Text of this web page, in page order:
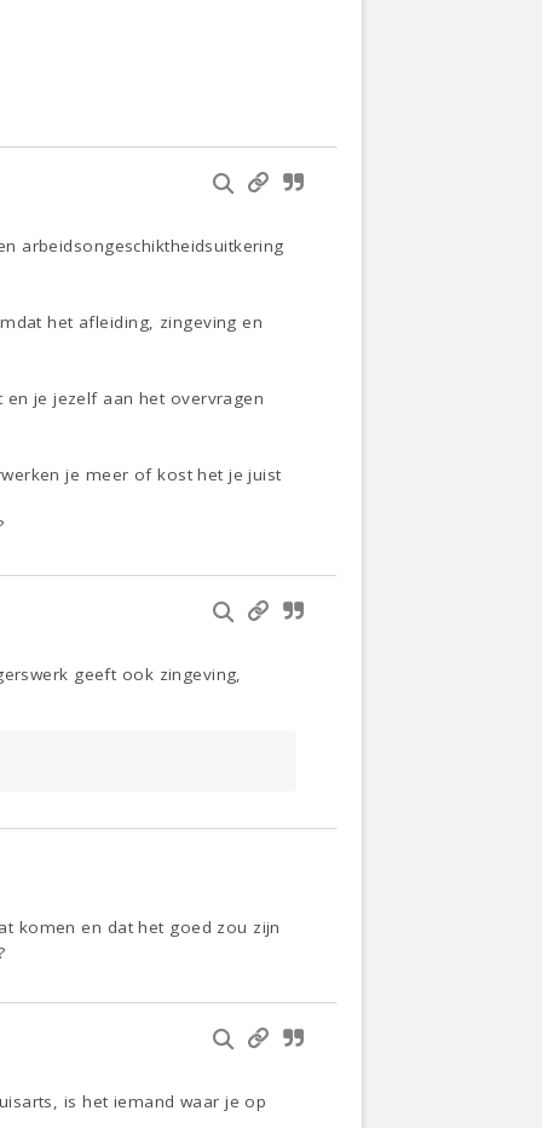
arbeidsongeschiktheidsuitkering
het afleiding, zingeving en
je jezelf aan het overvragen
je meer of kost het je juist
geeft ook zingeving,
komen en dat het goed zou zijn
is het iemand waar je op